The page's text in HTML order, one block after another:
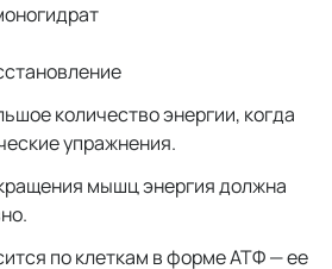
количество энергии, когда
упражнения.
мышц энергия должна
по клеткам в форме АТФ — ее